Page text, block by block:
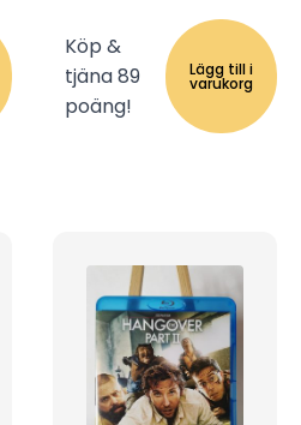
Köp &
tjäna 89
poäng!
Lägg till i
varukorg